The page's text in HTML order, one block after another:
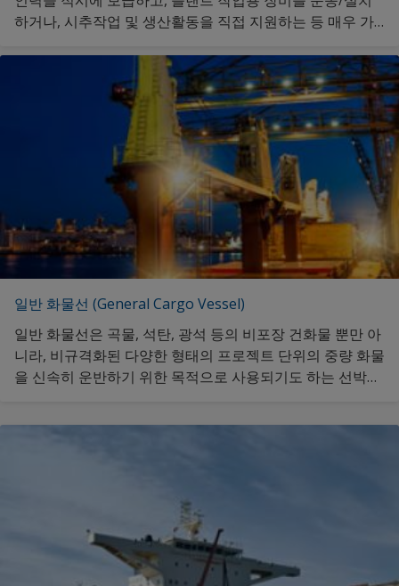
하거나, 시추작업 및 생산활동을 직접 지원하는 등 매우 가
을 위한 맞춤형 선박도료 정보를 원하신다면 클릭해 주세요.
일반 화물선 (General Cargo Vessel)
일반 화물선은 곡물, 석탄, 광석 등의 비포장 건화물 뿐만 아
니라, 비규격화된 다양한 형태의 프로젝트 단위의 중량 화물
을 신속히 운반하기 위한 목적으로 사용되기도 하는 선박입